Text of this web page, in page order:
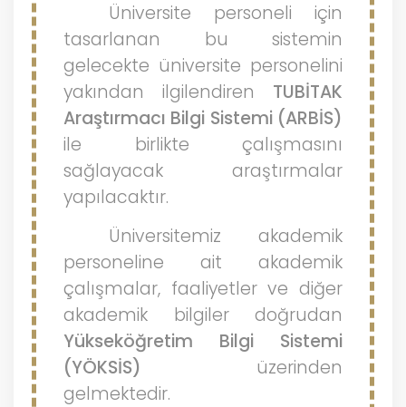
Üniversite personeli için
tasarlanan bu sistemin
gelecekte üniversite personelini
yakından ilgilendiren TUBİTAK
Araştırmacı Bilgi Sistemi (ARBİS)
ile birlikte çalışmasını
sağlayacak araştırmalar
yapılacaktır.
Üniversitemiz akademik
personeline ait akademik
çalışmalar, faaliyetler ve diğer
akademik bilgiler doğrudan
Yükseköğretim Bilgi Sistemi
(YÖKSİS) üzerinden
gelmektedir.